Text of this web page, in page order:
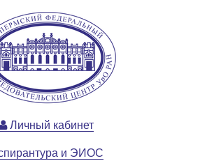
Личный кабинет
и ЭИОС